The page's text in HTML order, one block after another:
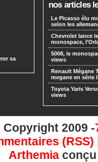
sa
nos articles
Le Picasso élu
selon les
Chevrolet lance
monospace,
5008, le
views
Renault Mégane
megane en série
Toyota Yaris
views
Copyright 2009 -
(RSS)
Arthemia